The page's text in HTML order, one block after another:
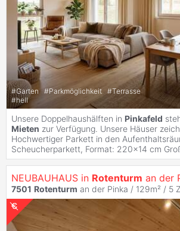
#Garten #Parkmöglichkeit #Terrasse
#hell
Unsere Doppelhaushälften in Pinkafeld
Mieten zur Verfügung. Unsere Häuser
Hochwertiger Parkett in den
Scheucherparkett, Format: 220x14 cm
NEUBAUHAUS in Rotenturm an der Pinka |
7501 Rotenturm an der Pinka / 129m² / 5